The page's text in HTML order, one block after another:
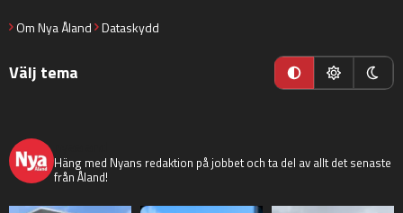
Om Nya Åland Dataskydd
Välj tema
Häng med Nyans redaktion på jobbet och ta del av allt det senaste
från Åland!